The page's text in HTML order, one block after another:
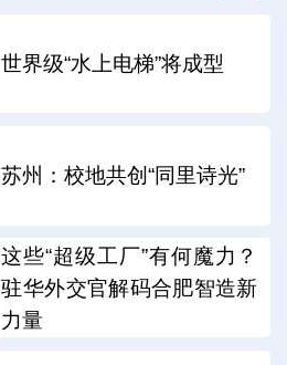
世界级“水上电梯”将成型
苏州：校地共创“同里诗光”
这些“超级工厂”有何魔力？
驻华外交官解码合肥智造新
力量